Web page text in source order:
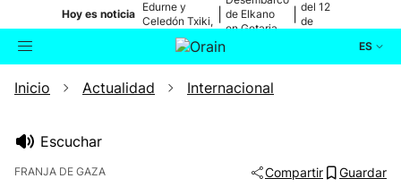
Hoy es noticia
Edurne y
Celedón Txiki,
en directo
de Elkano
en Getaria
del 12
de
ES
Buscador Actualidad
Inicio Actualidad Internacional
Escuchar
FRANJA DE GAZA Compartir Guardar